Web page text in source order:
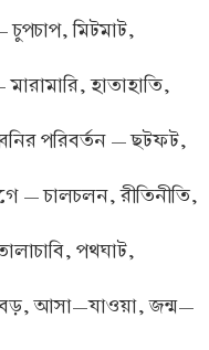
চুপচাপ, মিটমাট,
হাতাহাতি,
পরিবর্তন — ছটফট,
— চালচলন, রীতিনীতি,
পথঘাট,
আসা—যাওয়া, জন্ম—